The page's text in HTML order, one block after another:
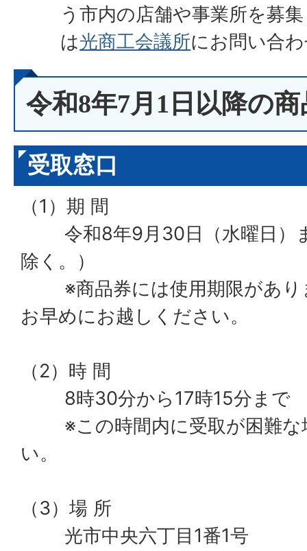
う市内の店舗や事業所を募
は光商工会議所にお問い合
令和8年7月1日以降の
受取窓口
（1）期 間
令和8年9月30日（水曜日）
除く。）
※商品券には使用期限があり
お早めにお越しください。
（2）時 間
8時30分から17時15分まで
※この時間内に受取が困難な
い。
（3）場 所
光市中央六丁目1番1号